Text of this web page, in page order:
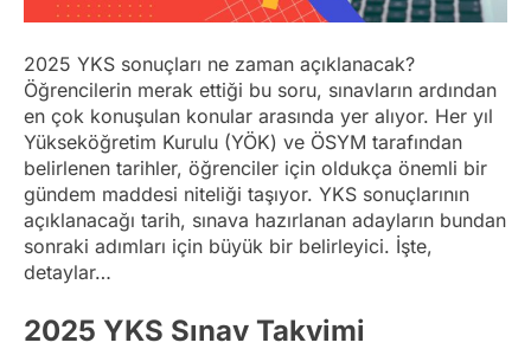
2025 YKS sonuçları ne zaman açıklanacak?
Öğrencilerin merak ettiği bu soru, sınavların ardından
en çok konuşulan konular arasında yer alıyor. Her yıl
Yükseköğretim Kurulu (YÖK) ve ÖSYM tarafından
belirlenen tarihler, öğrenciler için oldukça önemli bir
gündem maddesi niteliği taşıyor. YKS sonuçlarının
açıklanacağı tarih, sınava hazırlanan adayların bundan
sonraki adımları için büyük bir belirleyici. İşte,
detaylar…
2025 YKS Sınav Takvimi